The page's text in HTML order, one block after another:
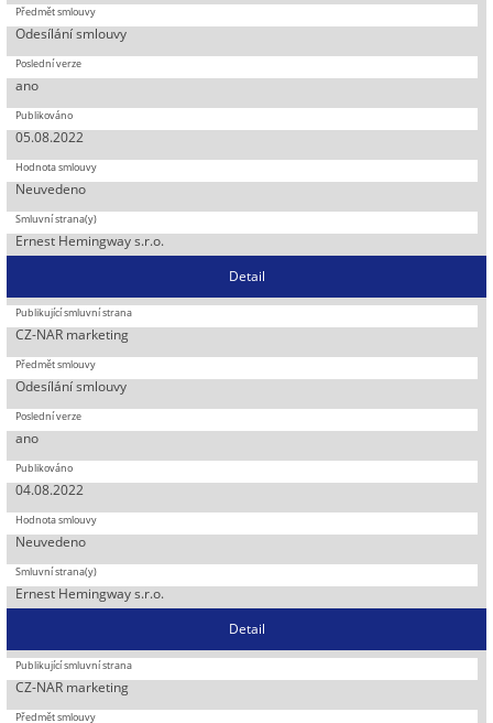
Odesílání smlouvy
ano
05.08.2022
Neuvedeno
Ernest Hemingway s.r.o.
Detail
CZ-NAR marketing
Odesílání smlouvy
ano
04.08.2022
Neuvedeno
Ernest Hemingway s.r.o.
Detail
CZ-NAR marketing